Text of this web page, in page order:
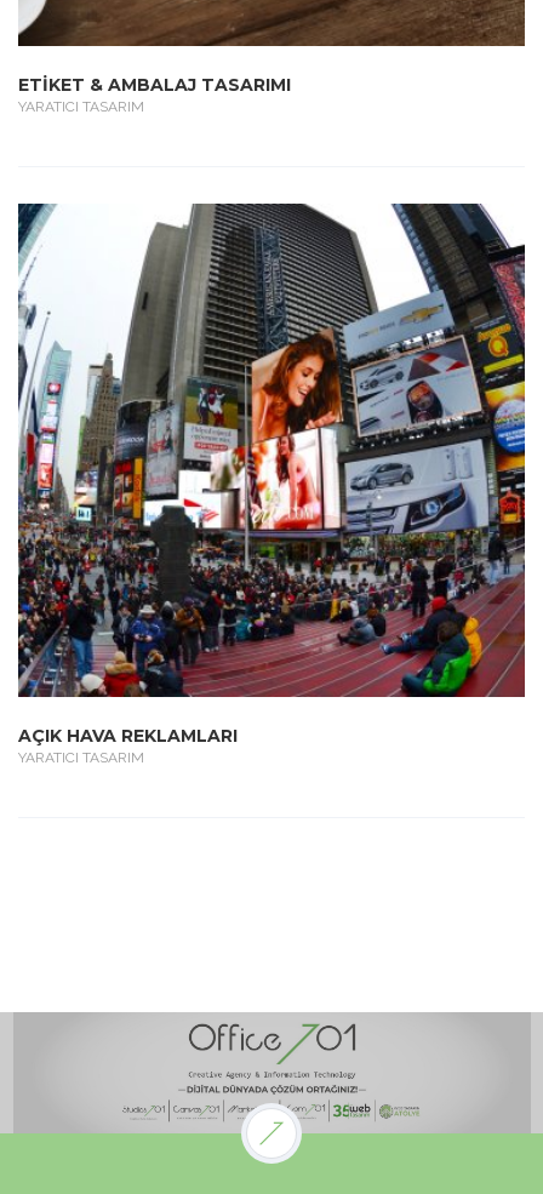
ETİKET & AMBALAJ TASARIMI
YARATICI TASARIM
AÇIK HAVA REKLAMLARI
YARATICI TASARIM